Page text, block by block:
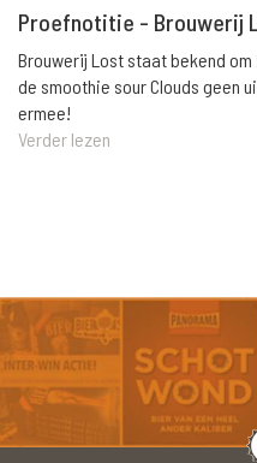
Proefnotitie - Brouwerij
Brouwerij Lost staat bekend
de smoothie sour Clouds geen
ermee!
Verder lezen